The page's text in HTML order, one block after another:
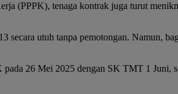
(PPPK), tenaga kontrak juga turut
secara utuh tanpa pemotongan. Namun,
26 Mei 2025 dengan SK TMT 1 Juni,